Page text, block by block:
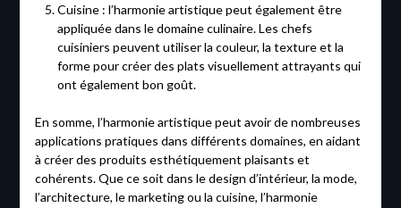
Cuisine : l’harmonie artistique peut également être
appliquée dans le domaine culinaire. Les chefs
cuisiniers peuvent utiliser la couleur, la texture et la
forme pour créer des plats visuellement attrayants qui
ont également bon goût.
En somme, l’harmonie artistique peut avoir de nombreuses
applications pratiques dans différents domaines, en aidant
à créer des produits esthétiquement plaisants et
cohérents. Que ce soit dans le design d’intérieur, la mode,
l’architecture, le marketing ou la cuisine, l’harmonie